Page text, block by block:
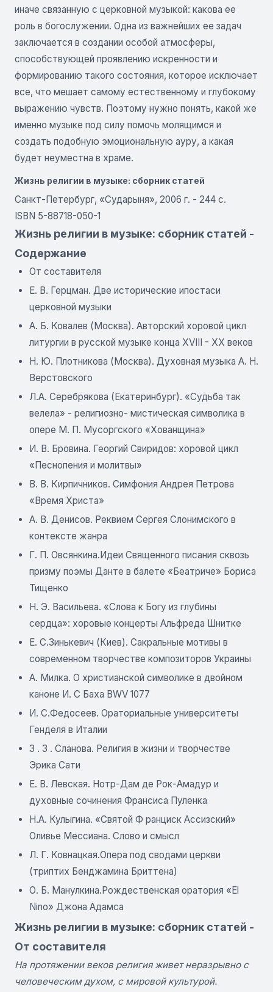
иначе связанную с церковной музыкой: какова ее
роль в богослужении. Одна из важнейших ее задач
заключается в создании особой атмосферы,
способствующей проявлению искренности и
формированию такого состояния, которое исключает
все, что мешает самому естественному и глубокому
выражению чувств. Поэтому нужно понять, какой же
именно музыке под силу помочь молящимся и
создать подобную эмоциональную ауру, а какая
будет неуместна в храме.
Жизнь религии в музыке: сборник статей
Санкт-Петербург, «Сударыня», 2006 г. - 244 с.
ISBN 5-88718-050-1
Жизнь религии в музыке: сборник статей -
Содержание
От составителя
Е. В. Герцман. Две исторические ипостаси
церковной музыки
A. Б. Ковалев (Москва). Авторский хоровой цикл
литургии в русской музыке конца XVIII - XX веков
Н. Ю. Плотникова (Москва). Духовная музыка А. Н.
Верстовского
Л.А. Серебрякова (Екатеринбург). «Судьба так
велела» - религиозно- мистическая символика в
опере Μ. П. Мусоргского «Хованщина»
И. В. Бровина. Георгий Свиридов: хоровой цикл
«Песнопения и молитвы»
B. В. Кирпичников. Симфония Андрея Петрова
«Время Христа»
А. В. Денисов. Реквием Сергея Слонимского в
контексте жанра
Г. П. Овсянкина.Идеи Священного писания сквозь
призму поэмы Данте в балете «Беатриче» Бориса
Тищенко
Н. Э. Васильева. «Слова к Богу из глубины
сердца»: хоровые концерты Альфреда Шнитке
E. С.Зинькевич (Киев). Сакральные мотивы в
современном творчестве композиторов Украины
А. Милка. О христианской символике в двойном
каноне И. С Баха BWV 1077
И. С.Федосеев. Ораториальные университеты
Генделя в Италии
3 . 3 . Сланова. Религия в жизни и творчестве
Эрика Сати
Е. В. Левская. Нотр-Дам де Рок-Амадур и
духовные сочинения Франсиса Пуленка
Н.А. Кулыгина. «Святой Ф ранциск Ассизский»
Оливье Мессиана. Слово и смысл
Л. Г. Ковнацкая.Опера под сводами церкви
(триптих Бенджамина Бриттена)
О. Б. Манулкина.Рождественская оратория «El
Nino» Джона Адамса
Жизнь религии в музыке: сборник статей -
От составителя
На протяжении веков религия живет неразрывно с
человеческим духом, с мировой культурой.